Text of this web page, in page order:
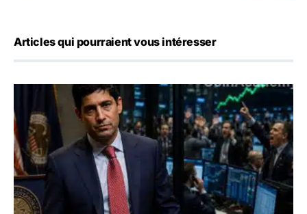
Articles qui pourraient vous intéresser
Emploi américain : 23 000 postes détruits en juillet, les